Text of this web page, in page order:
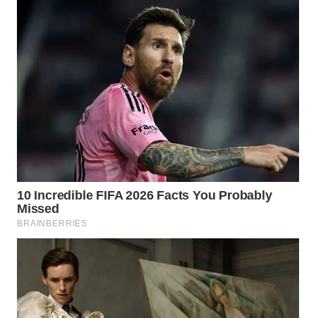
WAHANA
ADVOKAT
WAHANA
INFRASTRUKTUR
WAHANA
KONSUMEN
WAHANA